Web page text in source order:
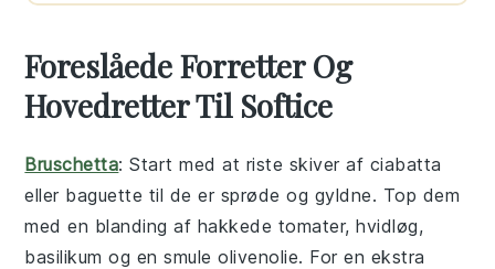
Foreslåede Forretter Og
Hovedretter Til Softice
Bruschetta: Start med at riste skiver af ciabatta
eller baguette til de er sprøde og gyldne. Top dem
med en blanding af hakkede tomater,hvidløg,
basilikum og en smuleolivenolie. For en ekstra